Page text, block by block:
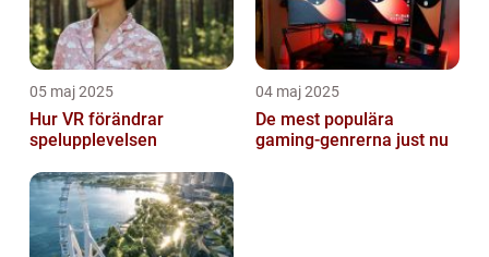
05 maj 2025
Hur VR förändrar
spelupplevelsen
04 maj 2025
De mest populära
gaming-genrerna just nu